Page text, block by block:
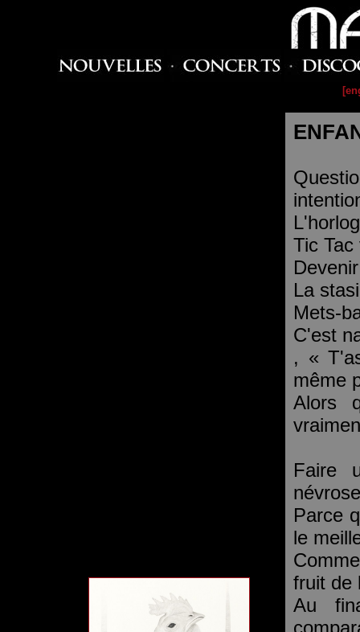
Tic
La
Mets-
C'est
, «
même
Alors
Faire
Parce
le
fruit de
Au